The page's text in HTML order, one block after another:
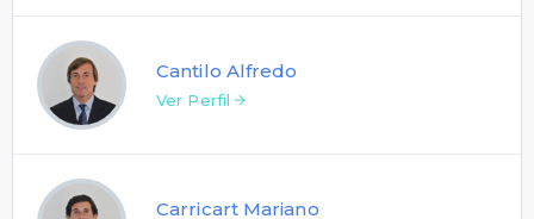
Cantilo Alfredo
Ver Perfil
Carricart Mariano